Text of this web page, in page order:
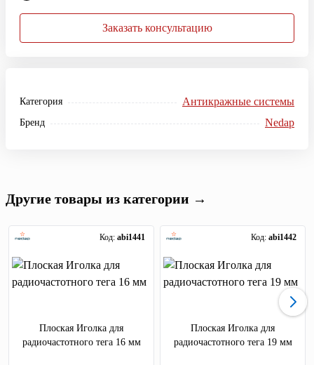
Категория Антикражные системы
Бренд Nedap
Заказать консультацию
Другие товары из категории →
Код: abi1441
Плоская Иголка для
радиочастотного тега 16 мм
Код: abi1442
Плоская Иголка для
радиочастотного тега 19 мм